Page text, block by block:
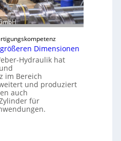
Dimensionen
Hydraulik hat
im Bereich
und produziert
auch
für